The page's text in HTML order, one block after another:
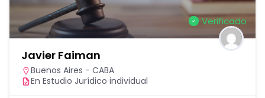
Verificado
Javier Faiman
Buenos Aires - CABA
En Estudio Jurídico individual